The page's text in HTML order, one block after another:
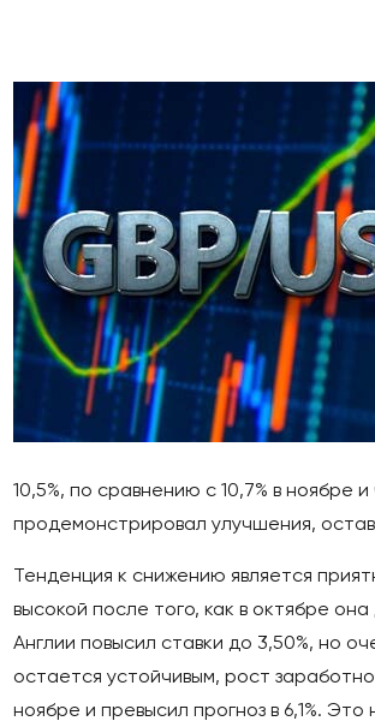
10,5%, по сравнению с 10,7% в ноябре
продемонстрировал улучшения,
Тенденция к снижению является
высокой после того, как в октябре
Англии повысил ставки до 3,50%, но
остается устойчивым, рост
ноябре и превысил прогноз в 6,1%.